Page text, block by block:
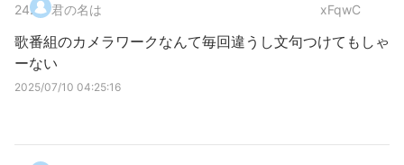
24. 君の名は xFqwC
歌番組のカメラワークなんて毎回違うし文句つけてもしゃ
ーない
2025/07/10 04:25:16